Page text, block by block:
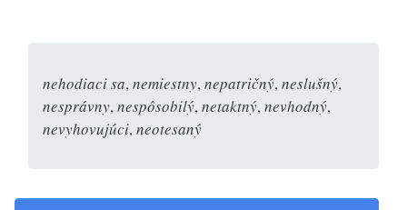
nehodiaci sa, nemiestny, nepatričný, neslušný,
nesprávny, nespôsobilý, netaktný, nevhodný,
nevyhovujúci, neotesaný